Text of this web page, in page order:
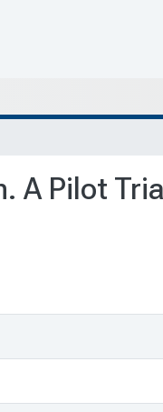
A Pilot